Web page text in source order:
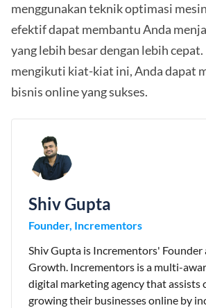
menggunakan teknik optimasi
efektif dapat membantu Anda
yang lebih besar dengan lebih
mengikuti kiat-kiat ini, Anda dapat
bisnis online yang sukses.
Shiv Gupta
Founder, Incrementors
Shiv Gupta is Incrementors' Founder
Growth. Incrementors is a multi-
digital marketing agency that assists
growing their businesses online by